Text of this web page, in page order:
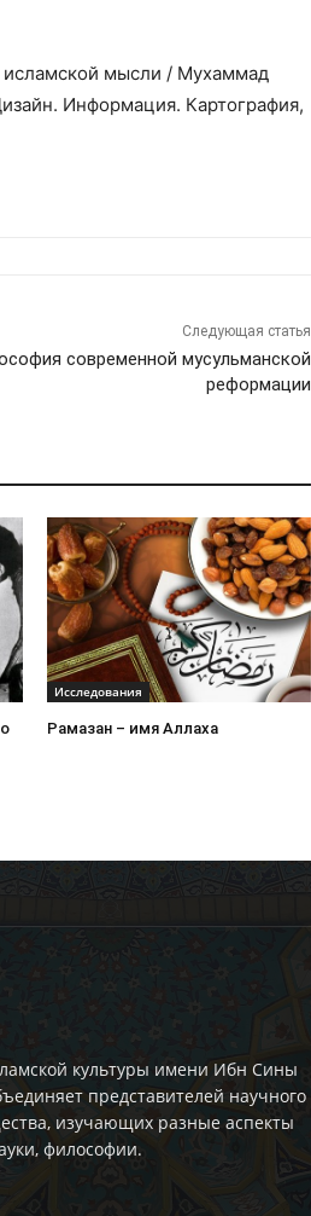
мысли / Мухаммад
Информация. Картография,
Следующая статья
современной мусульманской
реформации
Исследования
Рамазан – имя Аллаха
культуры имени Ибн Сины
представителей научного
изучающих разные аспекты
философии.